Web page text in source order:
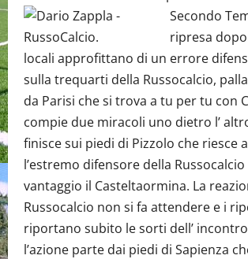
Secondo
ripresa
locali approfittano di un errore
sulla trequarti della Russocalcio,
da Parisi che si trova a tu per tu con
compie due miracoli uno dietro l’
finisce sui piedi di Pizzolo che riesce
l’estremo difensore della
vantaggio il Casteltaormina. La
Russocalcio non si fa attendere e i
riportano subito le sorti dell’
l’azione parte dai piedi di Sapienza